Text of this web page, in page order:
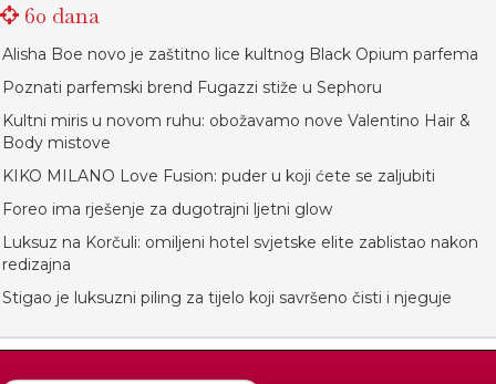
60 dana
Alisha Boe novo je zaštitno lice kultnog Black Opium parfema
Poznati parfemski brend Fugazzi stiže u Sephoru
Kultni miris u novom ruhu: obožavamo nove Valentino Hair &
Body mistove
KIKO MILANO Love Fusion: puder u koji ćete se zaljubiti
Foreo ima rješenje za dugotrajni ljetni glow
Luksuz na Korčuli: omiljeni hotel svjetske elite zablistao nakon
redizajna
Stigao je luksuzni piling za tijelo koji savršeno čisti i njeguje